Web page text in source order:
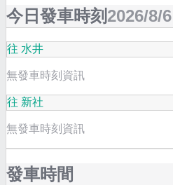
今日發車時刻 2026/8/6
往 水井
無發車時刻資訊
往 新社
無發車時刻資訊
發車時間